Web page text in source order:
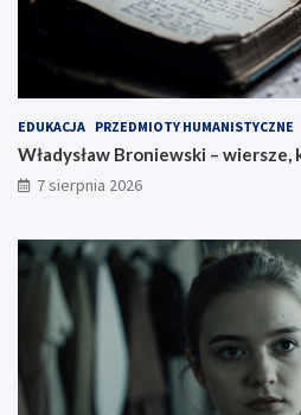
EDUKACJA PRZEDMIOTY HUMANISTYCZNE
Władysław Broniewski –
7 sierpnia 2026